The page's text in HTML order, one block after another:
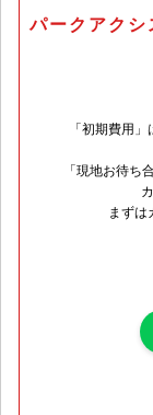
パークアク
「初期費用
「現地お待ち
まずは